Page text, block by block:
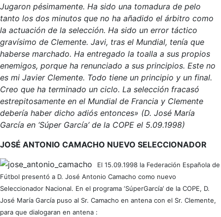
Jugaron pésimamente. Ha sido una tomadura de pelo
tanto los dos minutos que no ha añadido el árbitro como
la actuación de la selección. Ha sido un error táctico
gravísimo de Clemente. Javi, tras el Mundial, tenía que
haberse marchado. Ha entregado la toalla a sus propios
enemigos, porque ha renunciado a sus principios. Este no
es mi Javier Clemente. Todo tiene un principio y un final.
Creo que ha terminado un ciclo. La selección fracasó
estrepitosamente en el Mundial de Francia y Clemente
debería haber dicho adiós entonces» (D. José María
García en ‘Súper García’ de la COPE el 5.09.1998)
JOSÉ ANTONIO CAMACHO NUEVO SELECCIONADOR
El 15.09.1998 la Federación Española de
Fútbol presentó a D. José Antonio Camacho como nuevo
Seleccionador Nacional. En el programa ‘SúperGarcía’ de la COPE, D.
José María García puso al Sr. Camacho en antena con el Sr. Clemente,
para que dialogaran en antena :